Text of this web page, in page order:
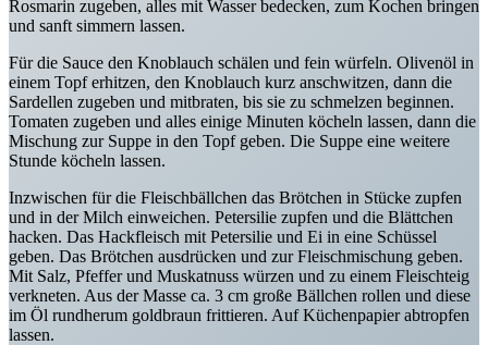
Rosmarin zugeben, alles mit Wasser bedecken, zum Kochen bringen
und sanft simmern lassen.
Für die Sauce den Knoblauch schälen und fein würfeln. Olivenöl in
einem Topf erhitzen, den Knoblauch kurz anschwitzen, dann die
Sardellen zugeben und mitbraten, bis sie zu schmelzen beginnen.
Tomaten zugeben und alles einige Minuten köcheln lassen, dann die
Mischung zur Suppe in den Topf geben. Die Suppe eine weitere
Stunde köcheln lassen.
Inzwischen für die Fleischbällchen das Brötchen in Stücke zupfen
und in der Milch einweichen. Petersilie zupfen und die Blättchen
hacken. Das Hackfleisch mit Petersilie und Ei in eine Schüssel
geben. Das Brötchen ausdrücken und zur Fleischmischung geben.
Mit Salz, Pfeffer und Muskatnuss würzen und zu einem Fleischteig
verkneten. Aus der Masse ca. 3 cm große Bällchen rollen und diese
im Öl rundherum goldbraun frittieren. Auf Küchenpapier abtropfen
lassen.